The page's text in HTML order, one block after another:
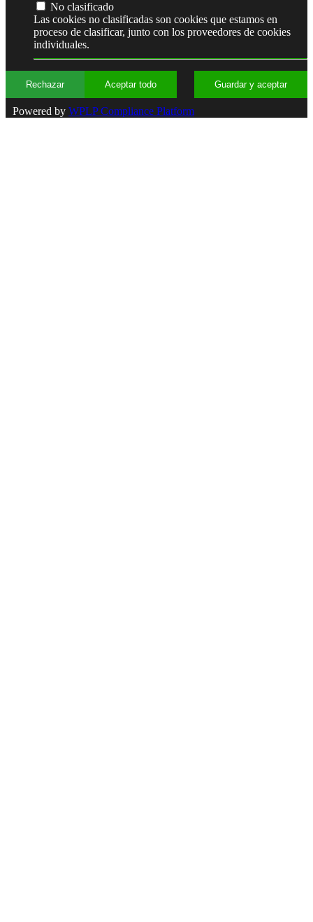
No clasificado
Las cookies no clasificadas son cookies que estamos en
proceso de clasificar, junto con los proveedores de cookies
individuales.
Rechazar Aceptar todo Guardar y aceptar
Powered by WPLP Compliance Platform